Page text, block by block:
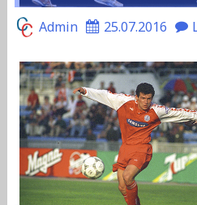
Admin 25.07.2016